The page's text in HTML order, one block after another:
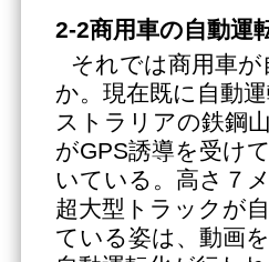
2-2商用車の自動運
それでは商用車
か。現在既に自動
ストラリアの鉄鋼
がGPS誘導を受け
いている。高さ７
超大型トラックが
ている姿は、動画